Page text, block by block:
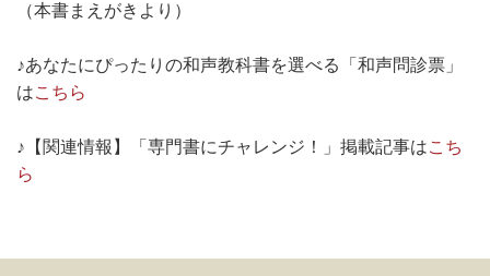
（本書まえがきより）
♪あなたにぴったりの和声教科書を選べる「和声問診票」
はこちら
♪【関連情報】「専門書にチャレンジ！」掲載記事はこち
ら